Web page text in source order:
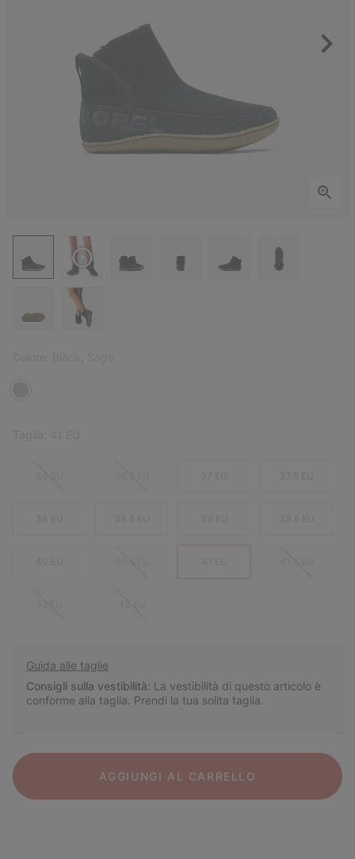
Guida alle taglie
Consigli sulla vestibilità: La vestibilità di questo articolo è
conforme alla taglia. Prendi la tua solita taglia.
AGGIUNGI AL CARRELLO